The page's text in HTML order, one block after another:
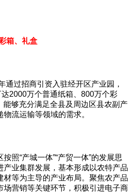
箱、礼盒
通过招商引资入驻经开区产业园，
2000万个普通纸箱、800万个彩
能够充分满足全县及周边区县农副产
流运输等领域的需求。
照“产城一体”“产贸一体”的发展思
产业集群发展，基本形成以农特产品
材等为主导的产业布局。聚焦农产品
场营销等关键环节，积极引进电子商